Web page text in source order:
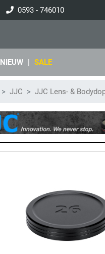
0593 - 746010
NIEUW | SALE
JJC JJC Lens- &